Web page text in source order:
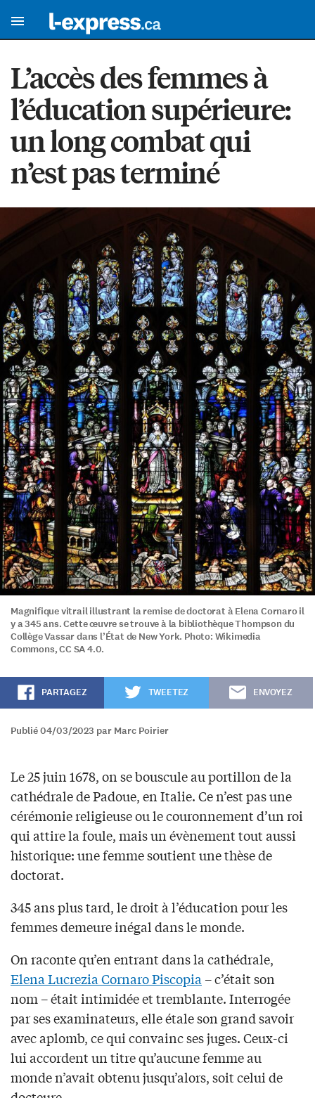
L’accès des femmes à
l’éducation supérieure:
un long combat qui
n’est pas terminé
Magnifique vitrail illustrant la remise de doctorat à Elena Cornaro il
y a 345 ans. Cette œuvre se trouve à la bibliothèque Thompson du
Collège Vassar dans l’État de New York. Photo: Wikimedia
Commons, CC SA 4.0.
PARTAGEZ TWEETEZ ENVOYEZ
Publié 04/03/2023 par Marc Poirier
Le 25 juin 1678, on se bouscule au portillon de la
cathédrale de Padoue, en Italie. Ce n’est pas une
cérémonie religieuse ou le couronnement d’un roi
qui attire la foule, mais un évènement tout aussi
historique: une femme soutient une thèse de
doctorat.
345 ans plus tard, le droit à l’éducation pour les
femmes demeure inégal dans le monde.
On raconte qu’en entrant dans la cathédrale,
Elena Lucrezia Cornaro Piscopia – c’était son
nom – était intimidée et tremblante. Interrogée
par ses examinateurs, elle étale son grand savoir
avec aplomb, ce qui convainc ses juges. Ceux-ci
lui accordent un titre qu’aucune femme au
monde n’avait obtenu jusqu’alors, soit celui de